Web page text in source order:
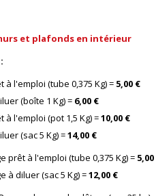
et plafonds en intérieur
à l'emploi (tube 0,375 Kg) = 5,00 €
(boîte 1 Kg) = 6,00 €
à l'emploi (pot 1,5 Kg) =10,00 €
(sac 5 Kg) =14,00 €
prêt à l'emploi (tube 0,375 Kg) =
à diluer (sac 5 Kg) =12,00 €